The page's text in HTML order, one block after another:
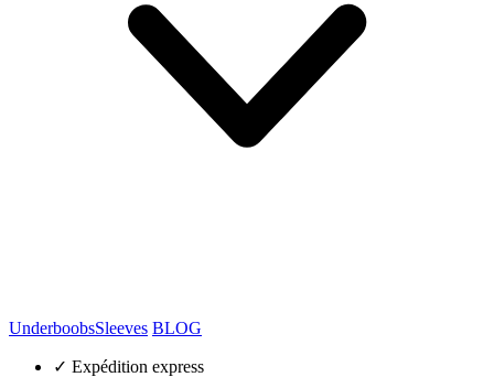
UnderboobsSleeves BLOG
✓ Expédition express